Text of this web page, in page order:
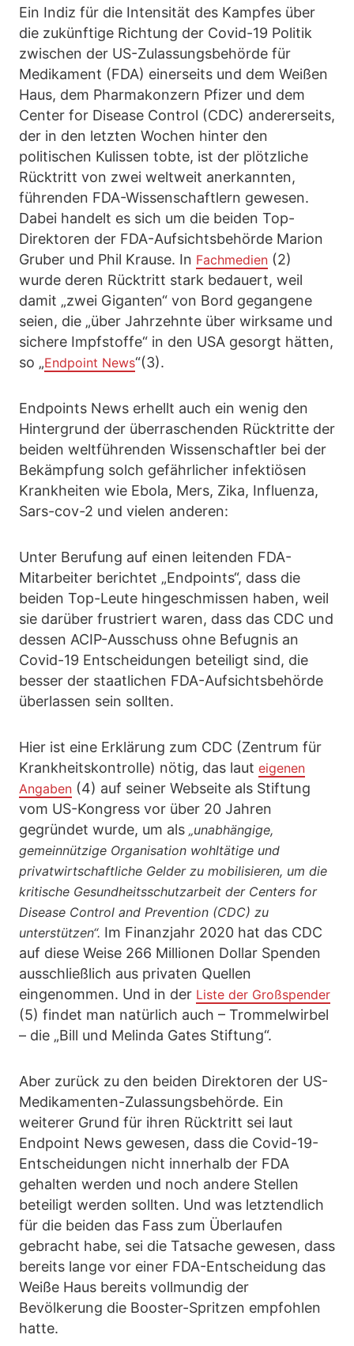
Ein Indiz für die Intensität des Kampfes über
die zukünftige Richtung der Covid-19 Politik
zwischen der US-Zulassungsbehörde für
Medikament (FDA) einerseits und dem Weißen
Haus, dem Pharmakonzern Pfizer und dem
Center for Disease Control (CDC) andererseits,
der in den letzten Wochen hinter den
politischen Kulissen tobte, ist der plötzliche
Rücktritt von zwei weltweit anerkannten,
führenden FDA-Wissenschaftlern gewesen.
Dabei handelt es sich um die beiden Top-
Direktoren der FDA-Aufsichtsbehörde Marion
Gruber und Phil Krause. In Fachmedien (2)
wurde deren Rücktritt stark bedauert, weil
damit „zwei Giganten“ von Bord gegangene
seien, die „über Jahrzehnte über wirksame und
sichere Impfstoffe“ in den USA gesorgt hätten,
so „Endpoint News“(3).
Endpoints News erhellt auch ein wenig den
Hintergrund der überraschenden Rücktritte der
beiden weltführenden Wissenschaftler bei der
Bekämpfung solch gefährlicher infektiösen
Krankheiten wie Ebola, Mers, Zika, Influenza,
Sars-cov-2 und vielen anderen:
Unter Berufung auf einen leitenden FDA-
Mitarbeiter berichtet „Endpoints“, dass die
beiden Top-Leute hingeschmissen haben, weil
sie darüber frustriert waren, dass das CDC und
dessen ACIP-Ausschuss ohne Befugnis an
Covid-19 Entscheidungen beteiligt sind, die
besser der staatlichen FDA-Aufsichtsbehörde
überlassen sein sollten.
Hier ist eine Erklärung zum CDC (Zentrum für
Krankheitskontrolle) nötig, das laut eigenen
Angaben (4) auf seiner Webseite als Stiftung
vom US-Kongress vor über 20 Jahren
gegründet wurde, um als „unabhängige,
gemeinnützige Organisation wohltätige und
privatwirtschaftliche Gelder zu mobilisieren, um die
kritische Gesundheitsschutzarbeit der Centers for
Disease Control and Prevention (CDC) zu
unterstützen“. Im Finanzjahr 2020 hat das CDC
auf diese Weise 266 Millionen Dollar Spenden
ausschließlich aus privaten Quellen
eingenommen. Und in der Liste der Großspender
(5) findet man natürlich auch – Trommelwirbel
– die „Bill und Melinda Gates Stiftung“.
Aber zurück zu den beiden Direktoren der US-
Medikamenten-Zulassungsbehörde. Ein
weiterer Grund für ihren Rücktritt sei laut
Endpoint News gewesen, dass die Covid-19-
Entscheidungen nicht innerhalb der FDA
gehalten werden und noch andere Stellen
beteiligt werden sollten. Und was letztendlich
für die beiden das Fass zum Überlaufen
gebracht habe, sei die Tatsache gewesen, dass
bereits lange vor einer FDA-Entscheidung das
Weiße Haus bereits vollmundig der
Bevölkerung die Booster-Spritzen empfohlen
hatte.